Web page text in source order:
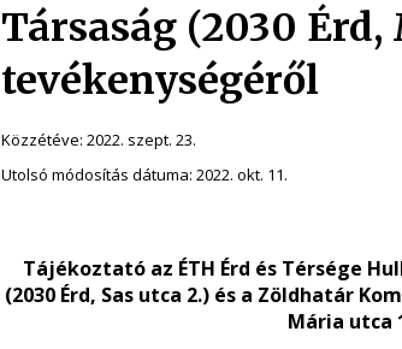
Társaság (2030 Érd,
tevékenységéről
Közzétéve: 2022. szept. 23.
Utolsó módosítás dátuma: 2022. okt. 11.
Tájékoztató az ÉTH Érd és Térsége
(2030 Érd, Sas utca 2.) és a Zöldhatár
Mária utca